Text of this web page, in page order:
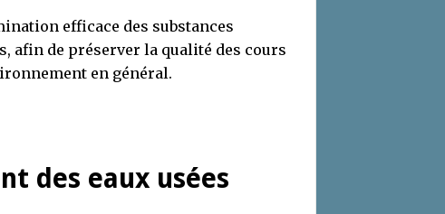
efficace des substances
afin de préserver la qualité des cours
en général.
des eaux usées